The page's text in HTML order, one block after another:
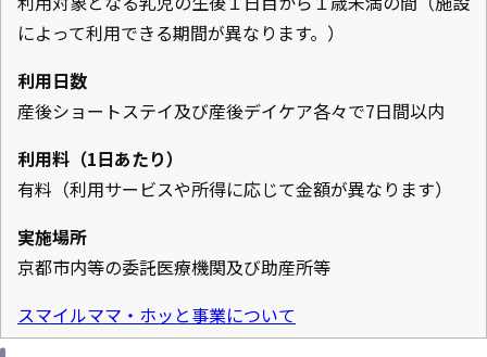
によって利用できる期間が異なります。）
利用日数
産後ショートステイ及び産後デイケア各々で7日間以内
利用料（1日あたり）
有料（利用サービスや所得に応じて金額が異なります）
実施場所
京都市内等の委託医療機関及び助産所等
スマイルママ・ホッと事業について